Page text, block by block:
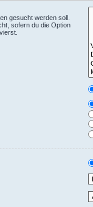
gesucht werden soll.
sofern du die Option